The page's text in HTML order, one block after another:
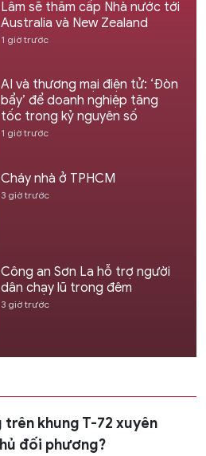
Lâm sẽ thăm cấp Nhà nước tới
Australia và New Zealand
1 giờ trước
AI và thương mại điện tử: ‘Đòn
bẩy’ để doanh nghiệp tăng
tốc trong kỷ nguyên số
1 giờ trước
Cháy nhà ở TPHCM
3 giờ trước
Công an Sơn La hỗ trợ người
dân chạy lũ trong đêm
3 giờ trước
khung T-72 xuyên
đối phương?